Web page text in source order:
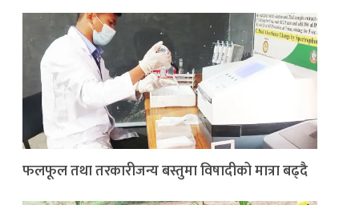
फलफूल तथा तरकारीजन्य बस्तुमा विषादीको मात्रा बढ्दै